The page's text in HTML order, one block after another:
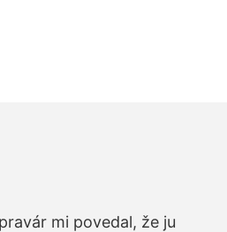
mi povedal, že ju